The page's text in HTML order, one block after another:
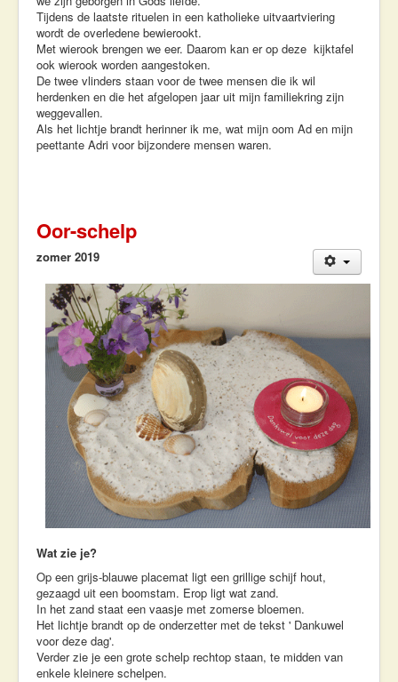
Tijdens de laatste rituelen in een katholieke uitvaartviering
wordt de overledene bewierookt.
Met wierook brengen we eer. Daarom kan er op deze kijktafel
ook wierook worden aangestoken.
De twee vlinders staan voor de twee mensen die ik wil
herdenken en die het afgelopen jaar uit mijn familiekring zijn
weggevallen.
Als het lichtje brandt herinner ik me, wat mijn oom Ad en mijn
peettante Adri voor bijzondere mensen waren.
Oor-schelp
zomer 2019
Wat zie je?
Op een grijs-blauwe placemat ligt een grillige schijf hout,
gezaagd uit een boomstam. Erop ligt wat zand.
In het zand staat een vaasje met zomerse bloemen.
Het lichtje brandt op de onderzetter met de tekst ' Dankuwel
voor deze dag'.
Verder zie je een grote schelp rechtop staan, te midden van
enkele kleinere schelpen.